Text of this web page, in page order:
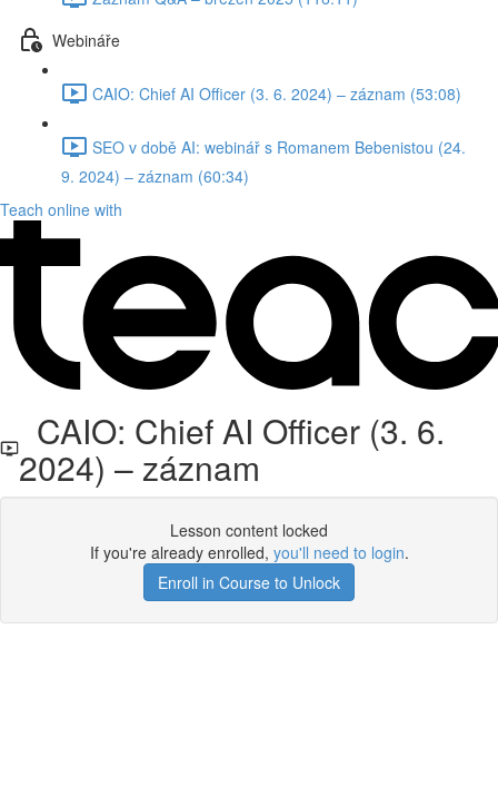
Webináře
CAIO: Chief AI Officer (3. 6. 2024) – záznam (53:08)
SEO v době AI: webinář s Romanem Bebenistou (24.
9. 2024) – záznam (60:34)
Teach online with
CAIO: Chief AI Officer (3. 6.
2024) – záznam
Lesson content locked
If you're already enrolled, you'll need to login.
Enroll in Course to Unlock